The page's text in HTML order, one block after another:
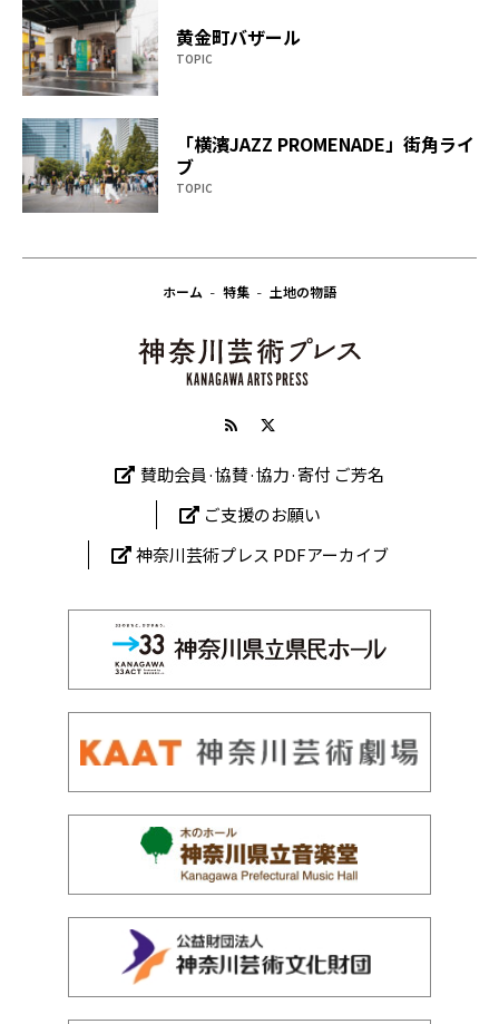
黄金町バザール
TOPIC
「横濱JAZZ PROMENADE」街角ライ
ブ
TOPIC
ホーム 特集 土地の物語
賛助会員·協賛·協力·寄付 ご芳名
ご支援のお願い
神奈川芸術プレス PDFアーカイブ